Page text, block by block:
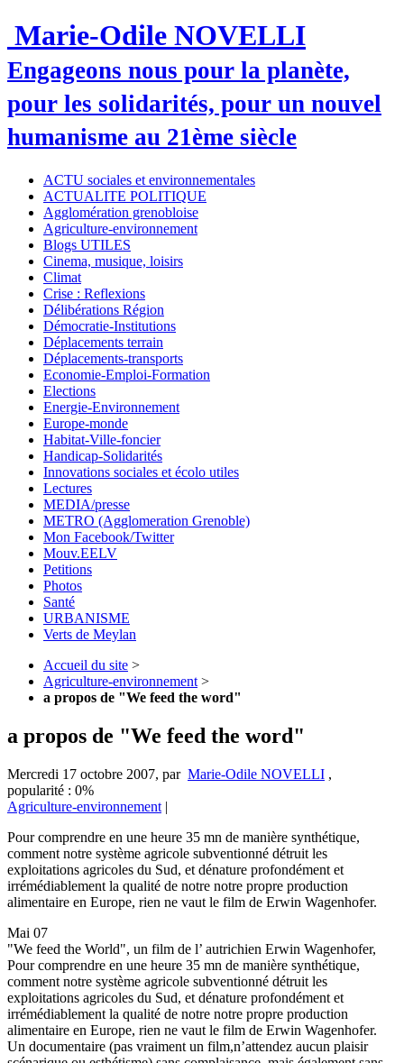
Marie-Odile NOVELLI
Engageons nous pour la planète,
pour les solidarités, pour un nouvel
humanisme au 21ème siècle
ACTU sociales et environnementales
ACTUALITE POLITIQUE
Agglomération grenobloise
Agriculture-environnement
Blogs UTILES
Cinema, musique, loisirs
Climat
Crise : Reflexions
Délibérations Région
Démocratie-Institutions
Déplacements terrain
Déplacements-transports
Economie-Emploi-Formation
Elections
Energie-Environnement
Europe-monde
Habitat-Ville-foncier
Handicap-Solidarités
Innovations sociales et écolo utiles
Lectures
MEDIA/presse
METRO (Agglomeration Grenoble)
Mon Facebook/Twitter
Mouv.EELV
Petitions
Photos
Santé
URBANISME
Verts de Meylan
Accueil du site >
Agriculture-environnement >
a propos de "We feed the word"
a propos de "We feed the word"
Mercredi 17 octobre 2007, par Marie-Odile NOVELLI ,
popularité : 0%
Agriculture-environnement |
Pour comprendre en une heure 35 mn de manière synthétique,
comment notre système agricole subventionné détruit les
exploitations agricoles du Sud, et dénature profondément et
irrémédiablement la qualité de notre notre propre production
alimentaire en Europe, rien ne vaut le film de Erwin Wagenhofer.
Mai 07
"We feed the World", un film de l’ autrichien Erwin Wagenhofer,
Pour comprendre en une heure 35 mn de manière synthétique,
comment notre système agricole subventionné détruit les
exploitations agricoles du Sud, et dénature profondément et
irrémédiablement la qualité de notre notre propre production
alimentaire en Europe, rien ne vaut le film de Erwin Wagenhofer.
Un documentaire (pas vraiment un film,n’attendez aucun plaisir